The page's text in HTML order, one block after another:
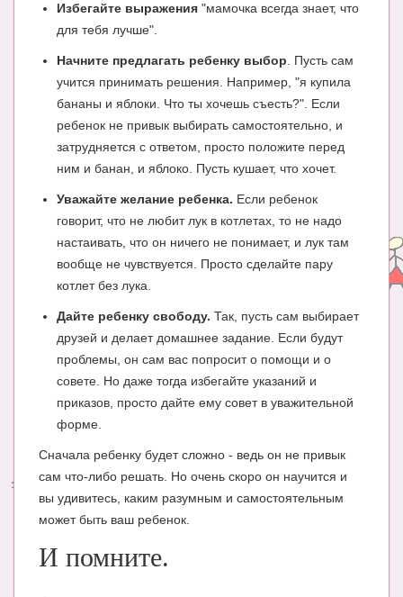
Избегайте выражения "мамочка всегда знает, что
для тебя лучше".
Начните предлагать ребенку выбор . Пусть сам
учится принимать решения. Например, "я купила
бананы и яблоки. Что ты хочешь съесть?". Если
ребенок не привык выбирать самостоятельно, и
затрудняется с ответом, просто положите перед
ним и банан, и яблоко. Пусть кушает, что хочет.
Уважайте желание ребенка. Если ребенок
говорит, что не любит лук в котлетах, то не надо
настаивать, что он ничего не понимает, и лук там
вообще не чувствуется. Просто сделайте пару
котлет без лука.
Дайте ребенку свободу. Так, пусть сам выбирает
друзей и делает домашнее задание. Если будут
проблемы, он сам вас попросит о помощи и о
совете. Но даже тогда избегайте указаний и
приказов, просто дайте ему совет в уважительной
форме.
Сначала ребенку будет сложно - ведь он не привык
сам что-либо решать. Но очень скоро он научится и
вы удивитесь, каким разумным и самостоятельным
может быть ваш ребенок.
И помните.